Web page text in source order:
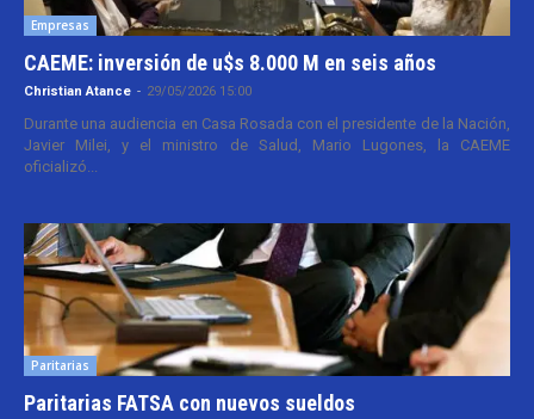
Empresas
CAEME: inversión de u$s 8.000 M en seis años
Christian Atance - 29/05/2026 15:00
Durante una audiencia en Casa Rosada con el presidente de la Nación,
Javier Milei, y el ministro de Salud, Mario Lugones, la CAEME
oficializó...
Paritarias
Paritarias FATSA con nuevos sueldos